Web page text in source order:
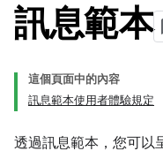
訊息範本
這個頁面中的內容
訊息範本使用者體驗規定
透過訊息範本，您可以